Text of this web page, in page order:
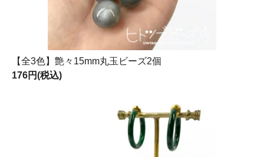
【全3色】艶々15mm丸玉ビーズ2個
176円(税込)